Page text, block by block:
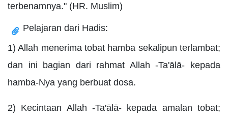
terbenamnya." (HR. Muslim)
Pelajaran dari Hadis:
1) Allah menerima tobat hamba sekalipun terlambat;
dan ini bagian dari rahmat Allah -Ta'ālā- kepada
hamba-Nya yang berbuat dosa.
2) Kecintaan Allah -Ta'ālā- kepada amalan tobat;